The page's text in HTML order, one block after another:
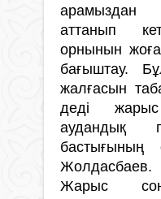
арамыздан
аттанып
орнынын
бағыштау.
жалғасын
деді
аудандық
бастығының
Жолдасбаев.
Жарыс